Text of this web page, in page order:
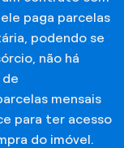
paga parcelas
podendo se
não há
de
mensais
para ter acesso
do imóvel.